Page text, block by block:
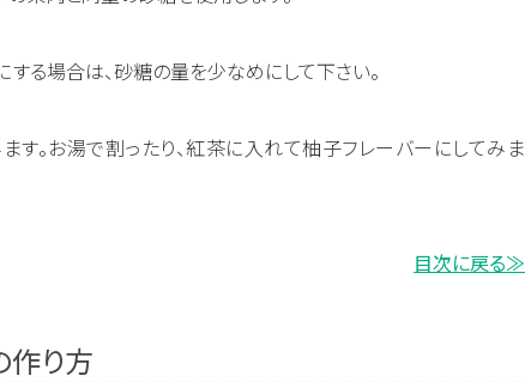
る場合は、砂糖の量を少なめにして下さい。
。お湯で割ったり、紅茶に入れて柚子フレーバーにしてみま
目次に戻る≫
作り方